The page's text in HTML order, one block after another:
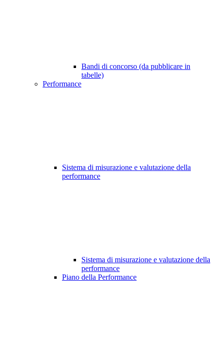
Bandi di concorso (da pubblicare in
tabelle)
Performance
Sistema di misurazione e valutazione della
performance
Sistema di misurazione e valutazione della
performance
Piano della Performance